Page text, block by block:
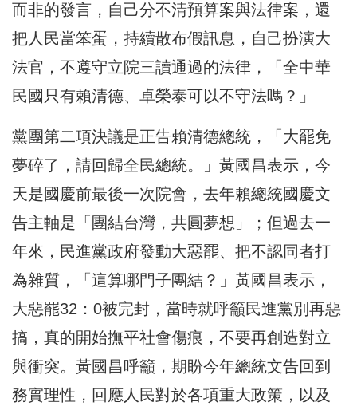
而非的發言，自己分不清預算案與法律案，還
把人民當笨蛋，持續散布假訊息，自己扮演大
法官，不遵守立院三讀通過的法律，「全中華
民國只有賴清德、卓榮泰可以不守法嗎？」
黨團第二項決議是正告賴清德總統，「大罷免
夢碎了，請回歸全民總統。」黃國昌表示，今
天是國慶前最後一次院會，去年賴總統國慶文
告主軸是「團結台灣，共圓夢想」；但過去一
年來，民進黨政府發動大惡罷、把不認同者打
為雜質，「這算哪門子團結？」黃國昌表示，
大惡罷32：0被完封，當時就呼籲民進黨別再惡
搞，真的開始撫平社會傷痕，不要再創造對立
與衝突。黃國昌呼籲，期盼今年總統文告回到
務實理性，回應人民對於各項重大政策，以及